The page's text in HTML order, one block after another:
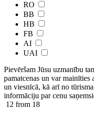
RO
BB
HB
FB
AI
UAI
Pievēršam Jūsu uzmanību
pamatcenas un var
un viesnīcā, kā arī no
informāciju par cenu
12 from 18